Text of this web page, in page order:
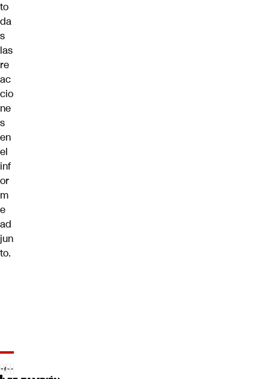
to
da
s
las
re
ac
cio
ne
s
en
el
inf
or
m
e
ad
jun
to.